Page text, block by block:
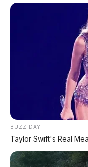
BUZZ DAY
Taylor Swift's Real